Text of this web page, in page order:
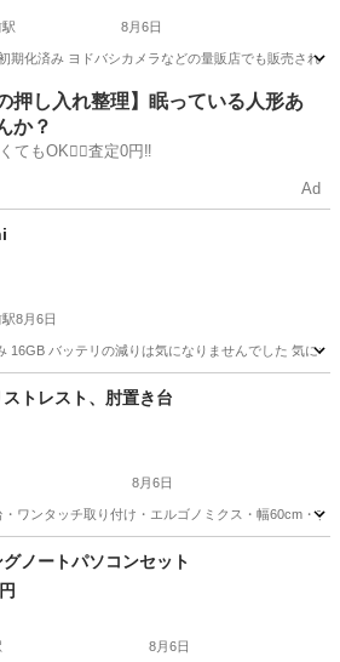
8月6日
済み ヨドバシカメラなどの量販店でも販売されて
前駅 タブレットPC
押し入れ整理】眠っている人形あ
か？
てもOK🙆‍♀️査定0円‼️
Ad
8月6日
16GB バッテリの減りは気になりませんでした 気に
前駅 iPad
トレスト、肘置き台
8月6日
ワンタッチ取り付け・エルゴノミクス・幅60cm・
OA用品
ノートパソコンセット
8月6日